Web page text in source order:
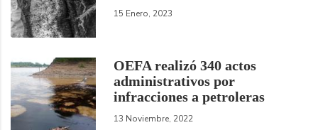
15 Enero, 2023
OEFA realizó 340 actos
administrativos por
infracciones a petroleras
13 Noviembre, 2022